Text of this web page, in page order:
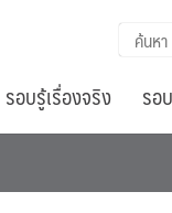
ค้นหา
รอบรู้เรื่องจริง รอ